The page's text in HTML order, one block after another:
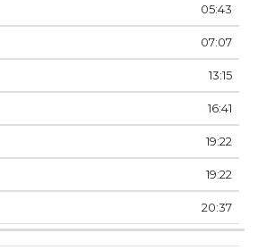
05:43
07:07
13:15
16:41
19:22
19:22
20:37